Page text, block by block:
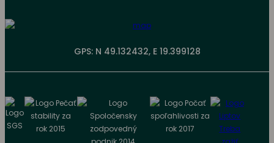
GPS: N 49.132432, E 19.399128